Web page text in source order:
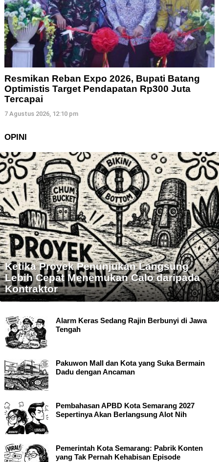
Resmikan Reban Expo 2026, Bupati Batang
Optimistis Target Pendapatan Rp300 Juta
Tercapai
7 Agustus 2026, 12:10 pm
OPINI
Ketika Proyek Penunjukan Langsung
Lebih Cepat Menemukan Calo daripada
Kontraktor
Alarm Keras Sedang Rajin Berbunyi di Jawa
Tengah
Pakuwon Mall dan Kota yang Suka Bermain
Dadu dengan Ancaman
Pembahasan APBD Kota Semarang 2027
Sepertinya Akan Berlangsung Alot Nih
Pemerintah Kota Semarang: Pabrik Konten
yang Tak Pernah Kehabisan Episode